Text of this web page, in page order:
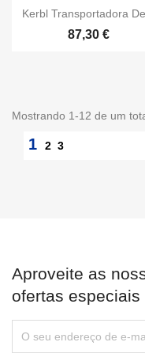
Kerbl Transportadora
87,30 €
Mostrando 1-12 de um
1 2 3
Aproveite as
ofertas especiais